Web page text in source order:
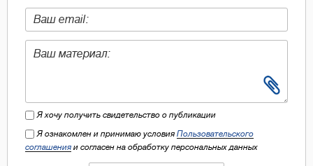
Я хочу получить свидетельство о публикации
Я ознакомлен и принимаю условия Пользовательского
соглашения и согласен на обработку персональных данных